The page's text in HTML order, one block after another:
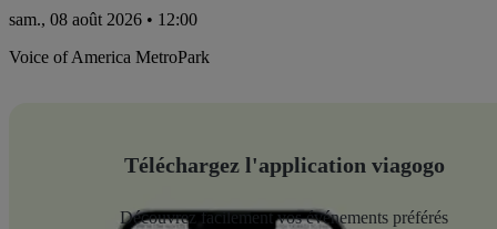
sam., 08 août 2026 • 12:00
Voice of America MetroPark
Téléchargez l'application viagogo
Découvrez facilement vos événements préférés